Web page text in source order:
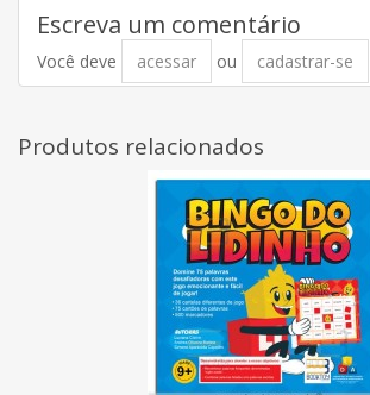
Escreva um comentário
Você deve acessar ou cadastrar-se
Produtos relacionados